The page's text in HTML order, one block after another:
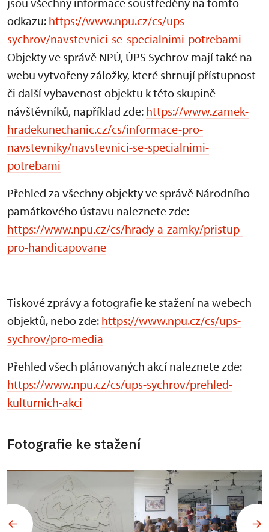
odkazu: https://www.npu.cz/cs/ups-
sychrov/navstevnici-se-specialnimi-potrebami
Objekty ve správě NPÚ, ÚPS Sychrov mají také na
webu vytvořeny záložky, které shrnují přístupnost
či další vybavenost objektu k této skupině
návštěvníků, například zde: https://www.zamek-
hradekunechanic.cz/cs/informace-pro-
navstevniky/navstevnici-se-specialnimi-
potrebami
Přehled za všechny objekty ve správě Národního
památkového ústavu naleznete zde:
https://www.npu.cz/cs/hrady-a-zamky/pristup-
pro-handicapovane
Tiskové zprávy a fotografie ke stažení na webech
objektů, nebo zde: https://www.npu.cz/cs/ups-
sychrov/pro-media
Přehled všech plánovaných akcí naleznete zde:
https://www.npu.cz/cs/ups-sychrov/prehled-
kulturnich-akci
Fotografie ke stažení